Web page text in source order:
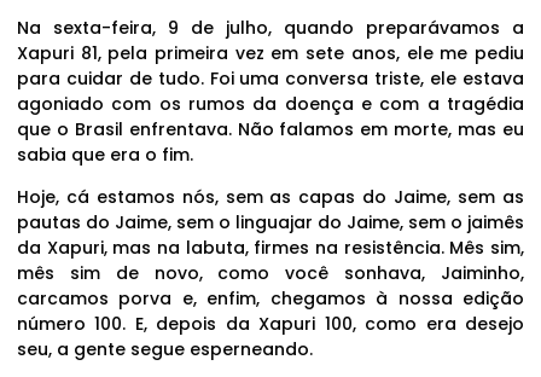
Na sexta-feira, 9 de julho, quando preparávamos a
Xapuri 81, pela primeira vez em sete anos, ele me pediu
para cuidar de tudo. Foi uma conversa triste, ele estava
agoniado com os rumos da doença e com a tragédia
que o Brasil enfrentava. Não falamos em morte, mas eu
sabia que era o fim.
Hoje, cá estamos nós, sem as capas do Jaime, sem as
pautas do Jaime, sem o linguajar do Jaime, sem o jaimês
da Xapuri, mas na labuta, firmes na resistência. Mês sim,
mês sim de novo, como você sonhava, Jaiminho,
carcamos porva e, enfim, chegamos à nossa edição
número 100. E, depois da Xapuri 100, como era desejo
seu, a gente segue esperneando.